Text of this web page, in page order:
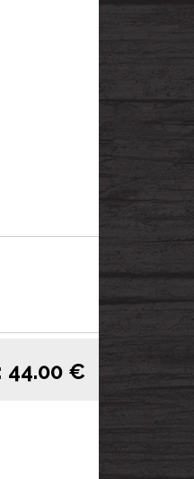
44.00 €